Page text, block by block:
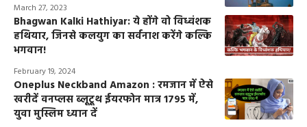
March 27, 2023
Bhagwan Kalki Hathiyar: ये होंगे वो विध्वंशक
हथियार, जिनसे कलयुग का सर्वनाश करेंगे कल्कि
भगवान!
February 19, 2024
Oneplus Neckband Amazon : रमजान में ऐसे
खरीदें वनप्लस ब्लूटूथ ईयरफोन मात्र 1795 में,
युवा मुस्लिम ध्यान दें